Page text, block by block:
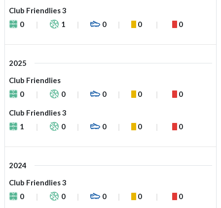
Club Friendlies 3
0
1 0 0 0
2025
Club Friendlies
0
0 0 0 0
Club Friendlies 3
1
0 0 0 0
2024
Club Friendlies 3
0
0 0 0 0